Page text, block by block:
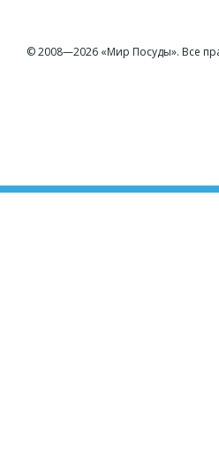
© 2008—2026 «Мир Посуды». Все